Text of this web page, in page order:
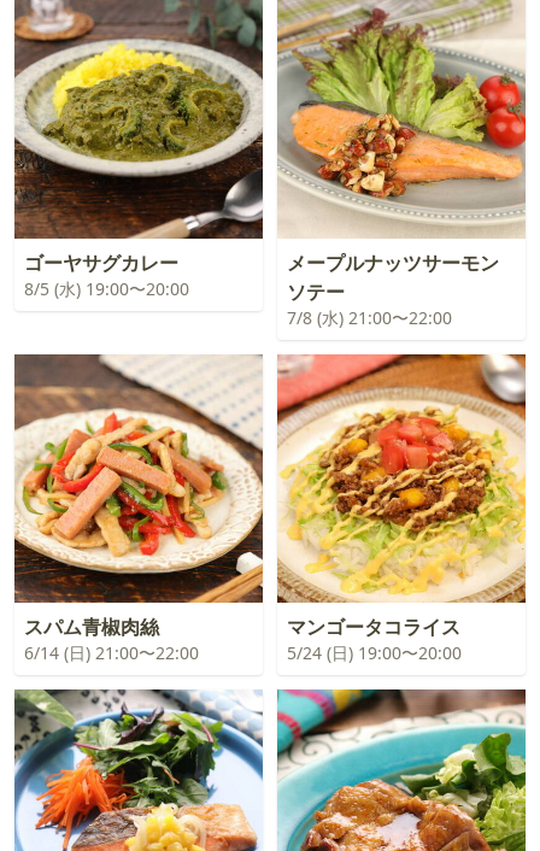
ゴーヤサグカレー
8/5 (水) 19:00〜20:00
メープルナッツサーモン
ソテー
7/8 (水) 21:00〜22:00
スパム青椒肉絲
6/14 (日) 21:00〜22:00
マンゴータコライス
5/24 (日) 19:00〜20:00